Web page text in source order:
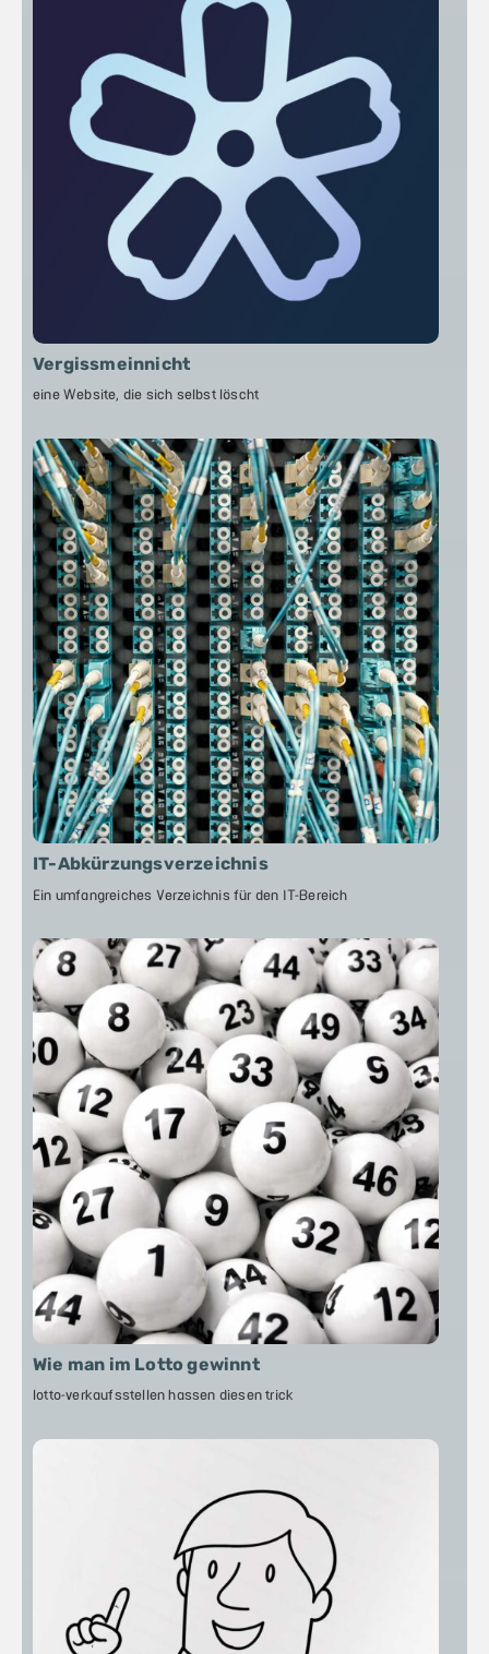
Vergissmeinnicht
eine Website, die sich selbst löscht
IT-Abkürzungsverzeichnis
Ein umfangreiches Verzeichnis für den IT-Bereich
Wie man im Lotto gewinnt
lotto-verkaufsstellen hassen diesen trick